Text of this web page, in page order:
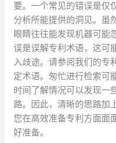
要。一个常见的错误是仅
分析所能提供的洞见。虽
眼睛往往能发现机器可能
误是误解专利术语，这可
入歧途。请参阅我们的专
定术语。匆忙进行检索可
时间了解情况可以发现一
路。因此，清晰的思路加
您在高效准备专利方面面
好准备。